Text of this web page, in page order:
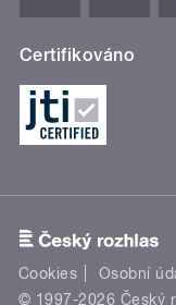
Certifikováno
Cookies Osobní
© 1997-2026 Český